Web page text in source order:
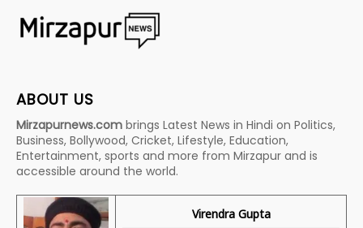
ABOUT US
Mirzapurnews.com brings Latest News in Hindi on Politics,
Business, Bollywood, Cricket, Lifestyle, Education,
Entertainment, sports and more from Mirzapur and is
accessible around the world.
Virendra Gupta